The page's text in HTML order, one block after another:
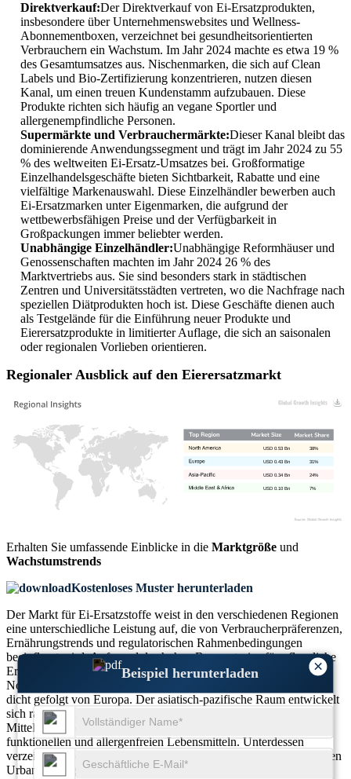
×
Beispiel herunterladen
Direktverkauf:Der Direktverkauf von Ei-Ersatzprodukten,
insbesondere über Unternehmenswebsites und Wellness-
Abonnementboxen, verzeichnet bei gesundheitsorientierten
Verbrauchern ein Wachstum. Im Jahr 2024 machte es etwa 19 %
des Gesamtumsatzes aus. Nischenmarken, die sich auf Clean
Labels und Bio-Zertifizierung konzentrieren, nutzen diesen
Kanal, um einen treuen Kundenstamm aufzubauen. Diese
Produkte richten sich häufig an vegane Sportler und
allergenempfindliche Personen.
Supermärkte und Verbrauchermärkte:Dieser Kanal bleibt das
dominierende Anwendungssegment und trägt im Jahr 2024 zu 55
% des weltweiten Ei-Ersatz-Umsatzes bei. Großformatige
Einzelhandelsgeschäfte bieten Sichtbarkeit, Rabatte und eine
vielfältige Markenauswahl. Diese Einzelhändler bewerben auch
Ei-Ersatzmarken unter Eigenmarken, die aufgrund der
wettbewerbsfähigen Preise und der Verfügbarkeit in
Großpackungen immer beliebter werden.
Unabhängige Einzelhändler:Unabhängige Reformhäuser und
Genossenschaften machten im Jahr 2024 26 % des
Marktvertriebs aus. Sie sind besonders stark in städtischen
Zentren und Universitätsstädten vertreten, wo die Nachfrage nach
speziellen Diätprodukten hoch ist. Diese Geschäfte dienen auch
als Testgelände für die Einführung neuer Produkte und
Eierersatzprodukte in limitierter Auflage, die sich an saisonalen
oder regionalen Vorlieben orientieren.
Regionaler Ausblick auf den Eierersatzmarkt
7%
USD 0.10 Bn
24%
USD 0.34 Bn
31%
USD 0.43 Bn
38%
USD 0.53 Bn
Erhalten Sie umfassende Einblicke in die Marktgröße und
Wachstumstrends
Kostenloses Muster herunterladen
Der Markt für Ei-Ersatzstoffe weist in den verschiedenen Regionen
eine unterschiedliche Leistung auf, die von Verbraucherpräferenzen,
Ernährungstrends und regulatorischen Rahmenbedingungen
beeinflusst wird. Aufgrund des hohen Bewusstseins für pflanzliche
Ernährung und der wachsenden veganen Bevölkerung ist
Nordamerika führend auf dem globalen Markt für Ei-Ersatzstoffe,
dicht gefolgt von Europa. Der asiatisch-pazifische Raum entwickelt
sich rasant, angetrieben durch eine wachsende
Mittelschichtbevölkerung und eine steigende Nachfrage nach
funktionellen und allergenfreien Lebensmitteln. Unterdessen
verzeichnen der Nahe Osten und Afrika aufgrund der zunehmenden
Urbanisierung und des wachsenden Gesundheitsbewusstseins ein